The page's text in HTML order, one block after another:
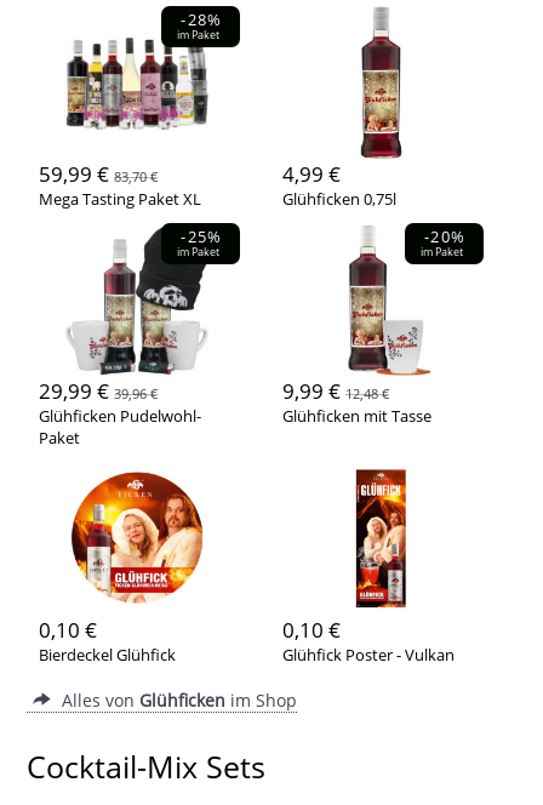
-28%
im Paket
59,99 €83,70 €
Mega Tasting Paket XL
4,99 €
Glühficken 0,75l
-25%
im Paket
29,99 €39,96 €
Glühficken Pudelwohl-
Paket
-20%
im Paket
9,99 € 12,48 €
Glühficken mit Tasse
0,10 €
Bierdeckel Glühfick
0,10 €
Glühfick Poster - Vulkan
Alles von Glühficken im Shop
Cocktail-Mix Sets